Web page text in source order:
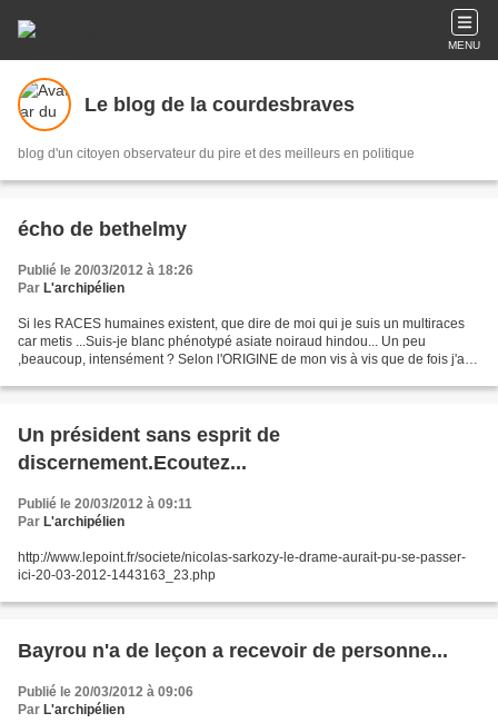
MENU
Le blog de la courdesbraves
blog d'un citoyen observateur du pire et des meilleurs en politique
écho de bethelmy
Publié le 20/03/2012 à 18:26
Par L'archipélien
Si les RACES humaines existent, que dire de moi qui je suis un multiraces
car metis ...Suis-je blanc phénotypé asiate noiraud hindou... Un peu
,beaucoup, intensément ? Selon l'ORIGINE de mon vis à vis que de fois j'ai
Un président sans esprit de
discernement.Ecoutez...
Publié le 20/03/2012 à 09:11
Par L'archipélien
http://www.lepoint.fr/societe/nicolas-sarkozy-le-drame-aurait-pu-se-passer-
ici-20-03-2012-1443163_23.php
Bayrou n'a de leçon a recevoir de personne...
Publié le 20/03/2012 à 09:06
Par L'archipélien